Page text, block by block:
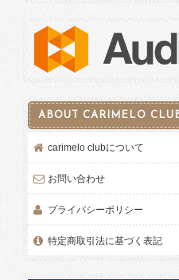
ABOUT CARIMELO
carimelo clubについて
お問い合わせ
プライバシーポリシー
特定商取引法に基づく表記